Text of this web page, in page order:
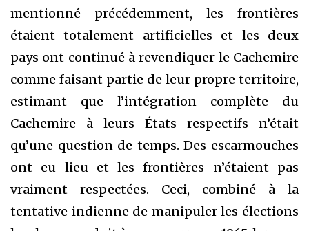
mentionné précédemment, les frontières
étaient totalement artificielles et les deux
pays ont continué à revendiquer le Cachemire
comme faisant partie de leur propre territoire,
estimant que l’intégration complète du
Cachemire à leurs États respectifs n’était
qu’une question de temps. Des escarmouches
ont eu lieu et les frontières n’étaient pas
vraiment respectées. Ceci, combiné à la
tentative indienne de manipuler les élections